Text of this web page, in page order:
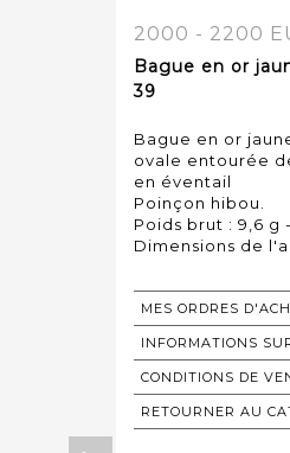
2000 - 2200
Bague en or
39
Bague en or
ovale entourée
en éventail
Poinçon hibou.
Poids brut : 9,6 g
MES ORDRES
INFORMATIONS
CONDITIONS DE
RETOURNER AU